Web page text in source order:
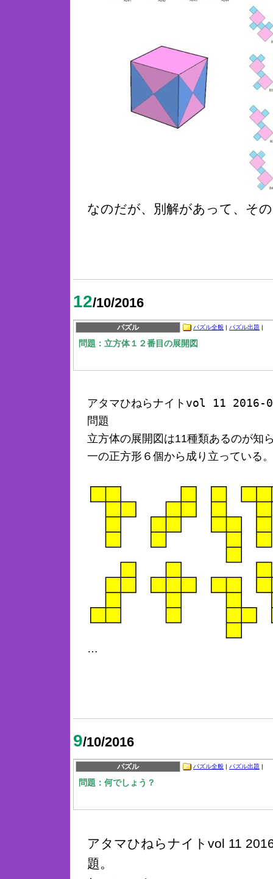
なのだが、別解があって、そ
12/10/2016
パズル パズル全般 パズル出題
問題：立方体１２番目の展開図
アタマひねらナイトvol 11 2016-
問題
立方体の展開図は11種類あるのが知
一の正方形６個から成り立っている。
…
9/10/2016
パズル パズル全般 | パズル出題 |
問題：何でしょう？
アタマひねらナイトvol 11
題。